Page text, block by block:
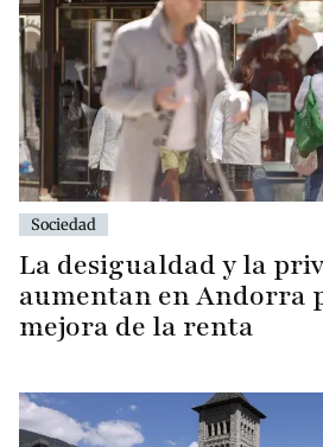
Sociedad
La desigualdad y la
aumentan en Andorra
mejora de la renta